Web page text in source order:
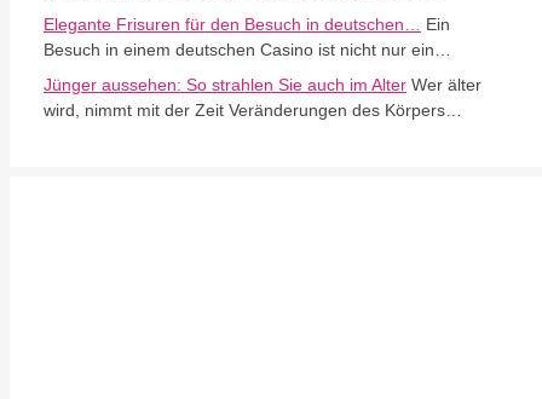
Elegante Frisuren für den Besuch in deutschen…
Ein
Besuch in einem deutschen Casino ist nicht nur ein…
Jünger aussehen: So strahlen Sie auch im Alter Wer älter
wird, nimmt mit der Zeit Veränderungen des Körpers…